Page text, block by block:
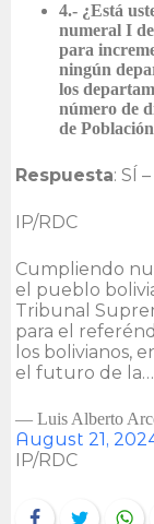
4.- ¿Está
numeral I
para
ningún
los
número de
de
Respuesta: SÍ
IP/RDC
Cumpliendo
el pueblo
Tribunal
para el
los bolivianos,
el futuro de la…
— Luis Alberto
August 21,
IP/RDC